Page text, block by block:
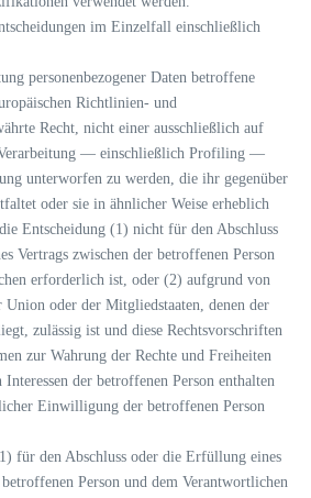
im Einzelfall einschließlich
personenbezogener Daten betroffene
Richtlinien- und
Recht, nicht einer ausschließlich auf
— einschließlich Profiling —
unterworfen zu werden, die ihr gegenüber
oder sie in ähnlicher Weise erheblich
Entscheidung (1) nicht für den Abschluss
Vertrags zwischen der betroffenen Person
erforderlich ist, oder (2) aufgrund von
Union oder der Mitgliedstaaten, denen der
zulässig ist und diese Rechtsvorschriften
zur Wahrung der Rechte und Freiheiten
der betroffenen Person enthalten
Einwilligung der betroffenen Person
für den Abschluss oder die Erfüllung eines
Person und dem Verantwortlichen